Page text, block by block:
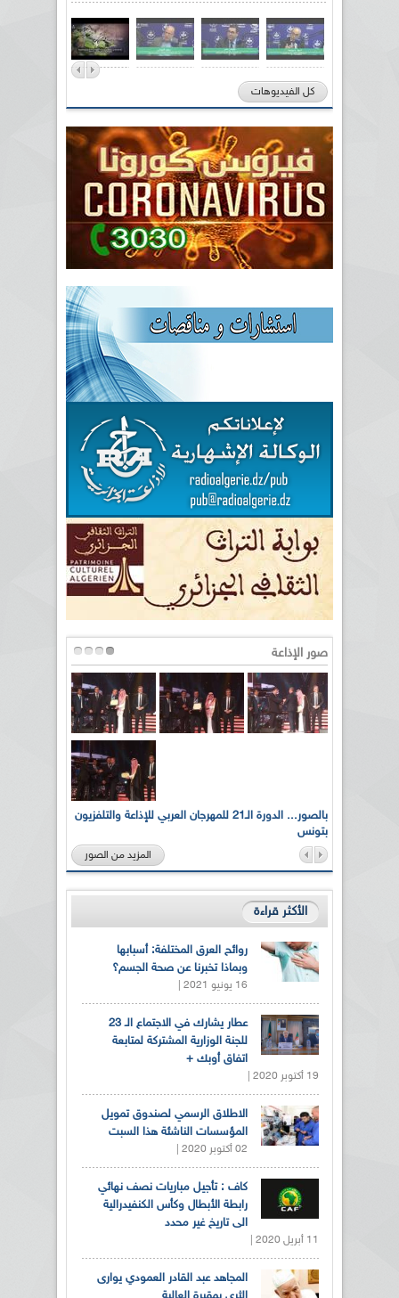
كل الفيديوهات
صور الإذاعة
بالصور... الدورة الـ21 للمهرجان العربي للإذاعة والتلفزيون
بتونس
المزيد من الصور
الأكثر قراءة
روائح العرق المختلفة: أسبابها
وبماذا تخبرنا عن صحة الجسم؟
16 يونيو 2021 |
عطار يشارك في الاجتماع الـ 23
للجنة الوزارية المشتركة لمتابعة
اتفاق أوبك +
19 أكتوبر 2020 |
الاطلاق الرسمي لصندوق تمويل
المؤسسات الناشئة هذا السبت
02 أكتوبر 2020 |
كاف : تأجيل مباريات نصف نهائي
رابطة الأبطال وكأس الكنفيدرالية
الى تاريخ غير محدد
11 أبريل 2020 |
المجاهد عبد القادر العمودي يوارى